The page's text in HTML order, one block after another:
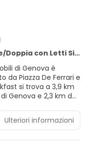
Camera Deluxe Matrimoniale/Doppia con Letti Singoli - Cancellazione gratuita - Colazione inclusa nel prezzo - WiFi gratuito
di Genova è
da Piazza De Ferrari e
Genova e 2,3 km da
dove ammirare il
servizi di concierge.
Ulteriori informazioni